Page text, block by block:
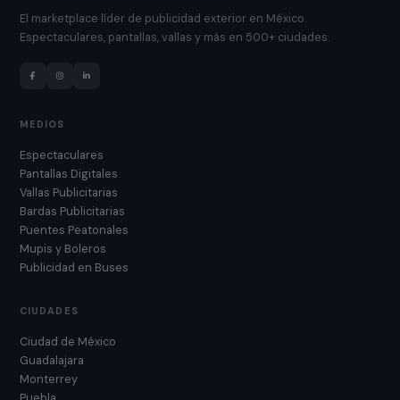
El marketplace líder de publicidad exterior en México.
Espectaculares, pantallas, vallas y más en 500+ ciudades.
MEDIOS
Espectaculares
Pantallas Digitales
Vallas Publicitarias
Bardas Publicitarias
Puentes Peatonales
Mupis y Boleros
Publicidad en Buses
CIUDADES
Ciudad de México
Guadalajara
Monterrey